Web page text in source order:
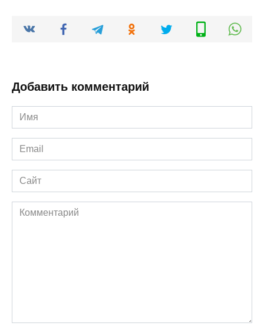
Добавить комментарий
Имя
*
Email
*
Сайт
Комментарий